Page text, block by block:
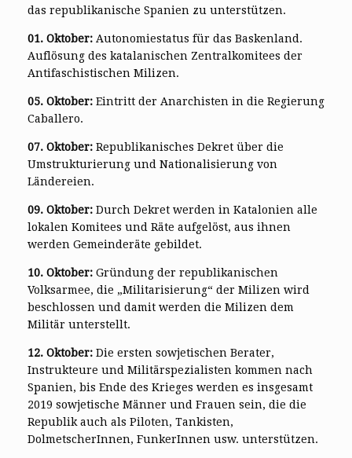
das republikanische Spanien zu unterstützen.
01. Oktober: Autonomiestatus für das Baskenland.
Auflösung des katalanischen Zentralkomitees der
Antifaschistischen Milizen.
05. Oktober: Eintritt der Anarchisten in die Regierung
Caballero.
07. Oktober: Republikanisches Dekret über die
Umstrukturierung und Nationalisierung von
Ländereien.
09. Oktober: Durch Dekret werden in Katalonien alle
lokalen Komitees und Räte aufgelöst, aus ihnen
werden Gemeinderäte gebildet.
10. Oktober: Gründung der republikanischen
Volksarmee, die „Militarisierung“ der Milizen wird
beschlossen und damit werden die Milizen dem
Militär unterstellt.
12. Oktober: Die ersten sowjetischen Berater,
Instrukteure und Militärspezialisten kommen nach
Spanien, bis Ende des Krieges werden es insgesamt
2019 sowjetische Männer und Frauen sein, die die
Republik auch als Piloten, Tankisten,
DolmetscherInnen, FunkerInnen usw. unterstützen.